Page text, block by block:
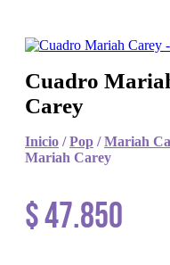
Cuadro
Carey
Inicio /Pop /Mariah
Mariah Carey
$47.850